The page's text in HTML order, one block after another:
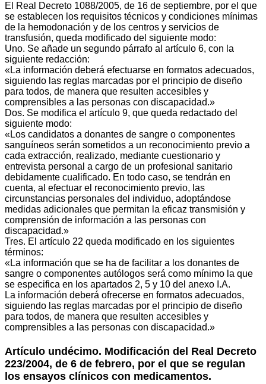
El Real Decreto 1088/2005, de 16 de septiembre, por el que
se establecen los requisitos técnicos y condiciones mínimas
de la hemodonación y de los centros y servicios de
transfusión, queda modificado del siguiente modo:
Uno. Se añade un segundo párrafo al artículo 6, con la
siguiente redacción:
«La información deberá efectuarse en formatos adecuados,
siguiendo las reglas marcadas por el principio de diseño
para todos, de manera que resulten accesibles y
comprensibles a las personas con discapacidad.»
Dos. Se modifica el artículo 9, que queda redactado del
siguiente modo:
«Los candidatos a donantes de sangre o componentes
sanguíneos serán sometidos a un reconocimiento previo a
cada extracción, realizado, mediante cuestionario y
entrevista personal a cargo de un profesional sanitario
debidamente cualificado. En todo caso, se tendrán en
cuenta, al efectuar el reconocimiento previo, las
circunstancias personales del individuo, adoptándose
medidas adicionales que permitan la eficaz transmisión y
comprensión de información a las personas con
discapacidad.»
Tres. El artículo 22 queda modificado en los siguientes
términos:
«La información que se ha de facilitar a los donantes de
sangre o componentes autólogos será como mínimo la que
se especifica en los apartados 2, 5 y 10 del anexo I.A.
La información deberá ofrecerse en formatos adecuados,
siguiendo las reglas marcadas por el principio de diseño
para todos, de manera que resulten accesibles y
comprensibles a las personas con discapacidad.»
Artículo undécimo. Modificación del Real Decreto
223/2004, de 6 de febrero, por el que se regulan
los ensayos clínicos con medicamentos.